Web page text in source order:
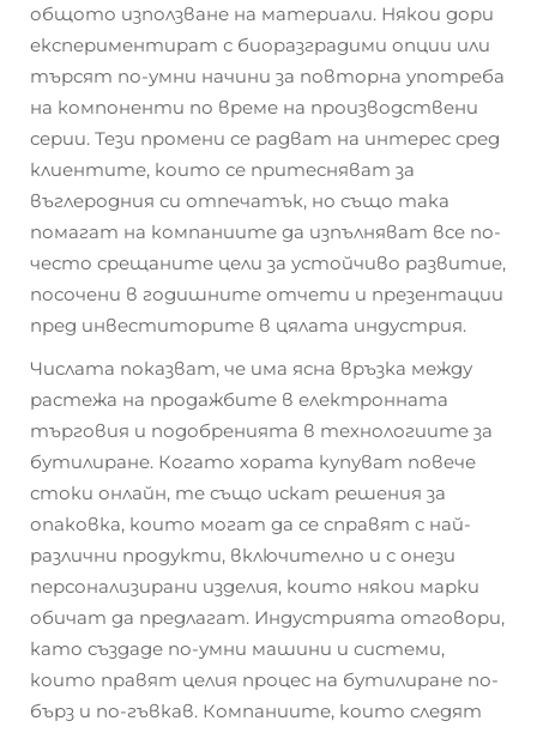
общото използване на материали. Някои дори
експериментират с биоразградими опции или
търсят по-умни начини за повторна употреба
на компоненти по време на производствени
серии. Тези промени се радват на интерес сред
клиентите, които се притесняват за
въглеродния си отпечатък, но също така
помагат на компаниите да изпълняват все по-
често срещаните цели за устойчиво развитие,
посочени в годишните отчети и презентации
пред инвеститорите в цялата индустрия.
Числата показват, че има ясна връзка между
растежа на продажбите в електронната
търговия и подобренията в технологиите за
бутилиране. Когато хората купуват повече
стоки онлайн, те също искат решения за
опаковка, които могат да се справят с най-
различни продукти, включително и с онези
персонализирани изделия, които някои марки
обичат да предлагат. Индустрията отговори,
като създаде по-умни машини и системи,
които правят целия процес на бутилиране по-
бърз и по-гъвкав. Компаниите, които следят